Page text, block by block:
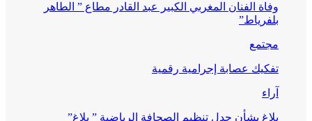
وفاة الفنان المغربي الكبير عبد القادر مطاع ” الطاهر
بلفرياط”
مجتمع
تفكيك عصابة إجرامية رقمية
آراء
بلاغ بشأن جدل تنظيم الصحافة الرياضية ” بلاغ”